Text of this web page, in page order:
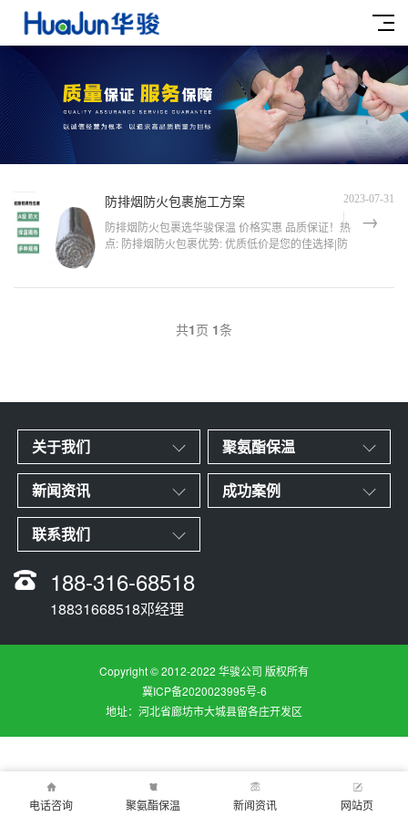
防排烟防火包裹施工方案 2023-07-31
防排烟防火包裹选华骏保温 价格实惠 品质保证！热
点: 防排烟防火包裹优势: 优质低价是您的佳选择|防
裹...
共1页 1条
关于我们 聚氨酯保温
新闻资讯 成功案例
联系我们
188-316-68518
18831668518邓经理
Copyright © 2012-2022 华骏公司 版权所有
冀ICP备2020023995号-6
地址：河北省廊坊市大城县留各庄开发区
电话咨询 聚氨酯保温 新闻资讯 网站页